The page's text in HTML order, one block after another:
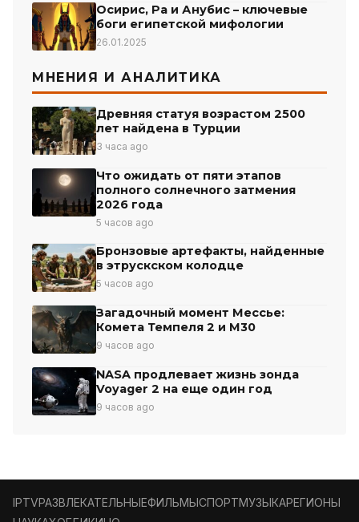
Осирис, Ра и Анубис – ключевые
боги египетской мифологии
26.01.2025
МНЕНИЯ И АНАЛИТИКА
Древняя статуя возрастом 2500
лет найдена в Турции
3 часа ago
Что ожидать от пяти этапов
полного солнечного затмения
2026 года
5 часов ago
Бронзовые артефакты, найденные
в этрускском колодце
5 часов ago
Загадочный момент Мессье:
Комета Темпеля 2 и М30
9 часов ago
NASA продлевает жизнь зонда
Voyager 2 на еще один год
9 часов ago
IPTVРАЗВЛЕКАТЕЛЬНЫЕФИЛЬМЫСПОРТМУЗЫКАРЕГИОНЫ